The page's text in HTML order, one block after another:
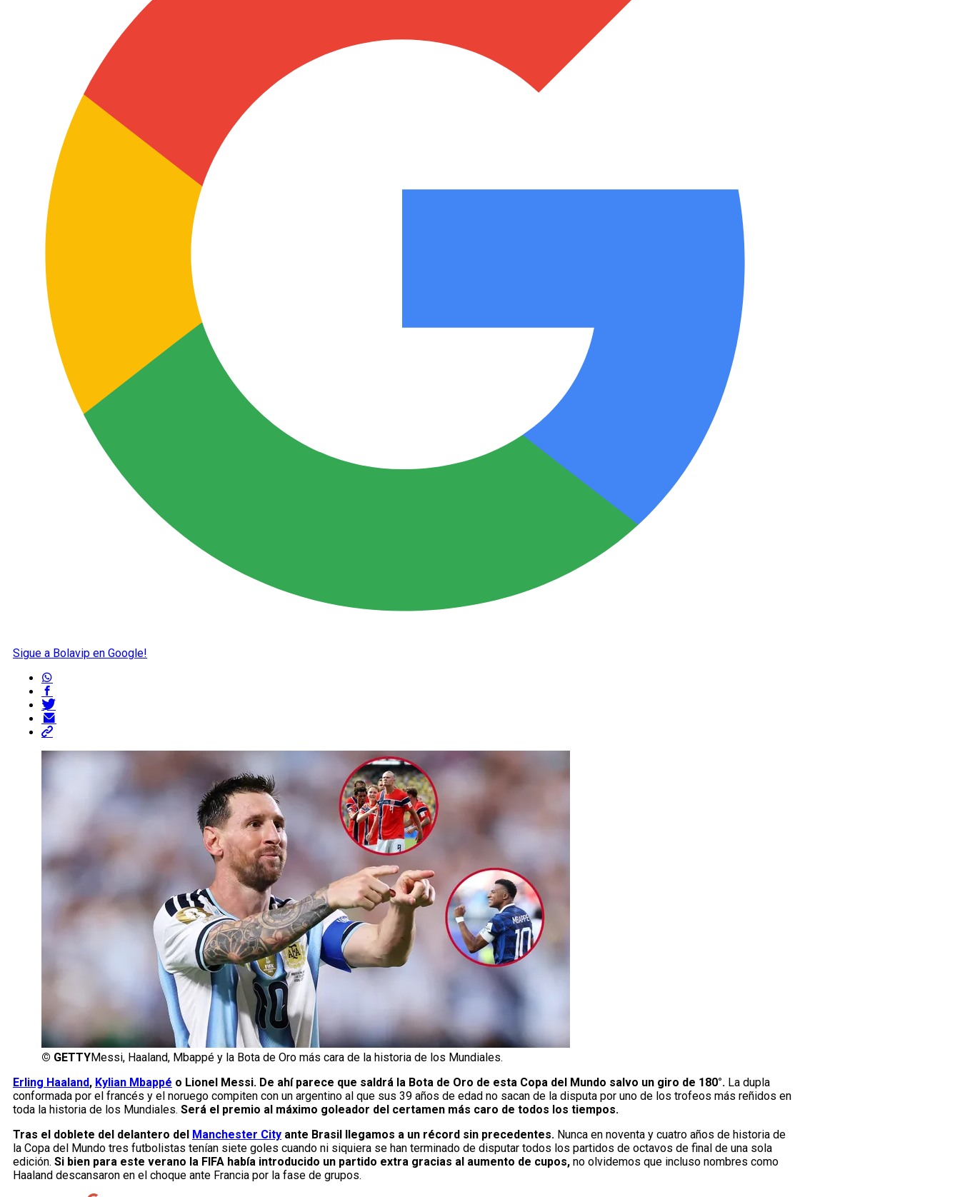
Sigue a Bolavip en Google!
© GETTYMessi, Haaland, Mbappé y la Bota de Oro más cara de la historia de los Mundiales.
Erling Haaland, Kylian Mbappé o Lionel Messi. De ahí parece que saldrá la Bota de Oro de esta Copa del Mundo salvo un giro de 180°. La dupla
conformada por el francés y el noruego compiten con un argentino al que sus 39 años de edad no sacan de la disputa por uno de los trofeos más reñidos en
toda la historia de los Mundiales. Será el premio al máximo goleador del certamen más caro de todos los tiempos.
Tras el doblete del delantero del
Manchester City ante Brasil llegamos a un récord sin precedentes. Nunca en noventa y cuatro años de historia de
la Copa del Mundo tres futbolistas tenían siete goles cuando ni siquiera se han terminado de disputar todos los partidos de octavos de final de una sola
edición. Si bien para este verano la FIFA había introducido un partido extra gracias al aumento de cupos, no olvidemos que incluso nombres como
Haaland descansaron en el choque ante Francia por la fase de grupos.